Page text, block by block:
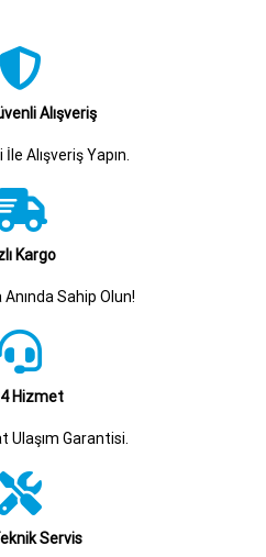
Alışveriş
Alışveriş Yapın.
Kargo
Anında Sahip Olun!
Hizmet
Ulaşım Garantisi.
Servis